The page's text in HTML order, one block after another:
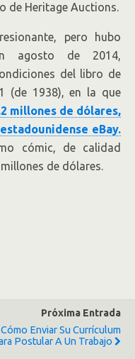
de Heritage Auctions.
pero hubo
agosto de 2014,
del libro de
(de 1938), en la que
millones de dólares,
eBay.
cómic, de calidad
de dólares.
Próxima Entrada
Cómo Enviar Su Currículum
Postular A Un Trabajo